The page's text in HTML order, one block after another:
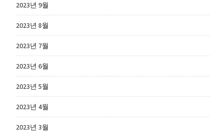
2023년 9월
2023년 8월
2023년 7월
2023년 6월
2023년 5월
2023년 4월
2023년 3월